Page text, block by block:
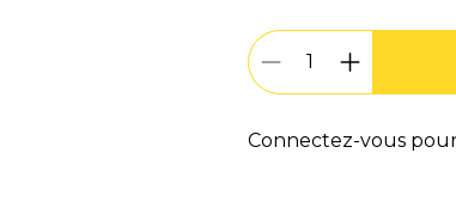
Connectez-vous